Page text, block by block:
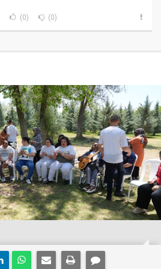
(0) (0)